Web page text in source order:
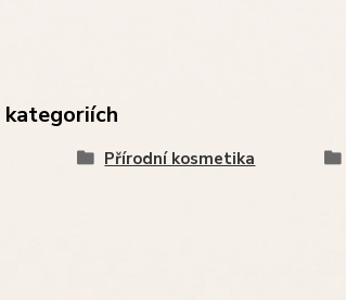
kategoriích
Přírodní kosmetika